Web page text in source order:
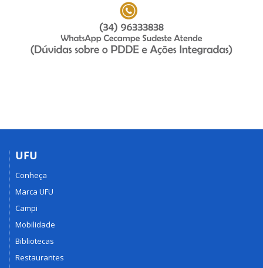
UFU
Conheça
Marca UFU
Campi
Mobilidade
Bibliotecas
Restaurantes